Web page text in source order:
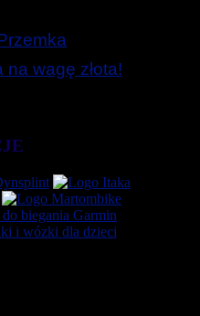
wagę złota!